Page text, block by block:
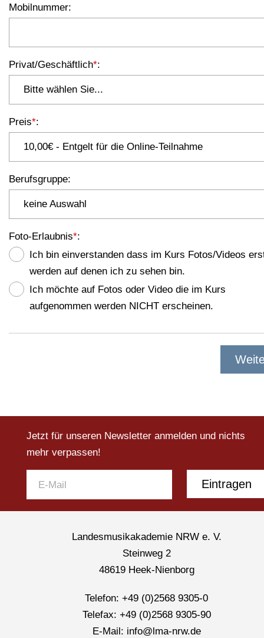
Mobilnummer:
Privat/Geschäftlich*:
Preis*:
Berufsgruppe:
Foto-Erlaubnis*:
Ich bin einverstanden dass im Kurs Fotos/Videos
werden auf denen ich zu sehen bin.
Ich möchte auf Fotos oder Video die im Kurs
aufgenommen werden NICHT erscheinen.
Jetzt für unseren Newsletter anmelden und nichts
mehr verpassen!
Eintragen
Landesmusikakademie NRW e. V.
Steinweg 2
48619 Heek-Nienborg
Telefon: +49 (0)2568 9305-0
Telefax: +49 (0)2568 9305-90
E-Mail: info@lma-nrw.de